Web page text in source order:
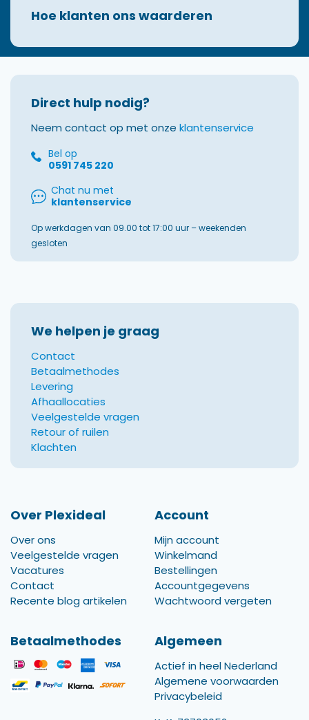
Hoe klanten ons waarderen
Direct hulp nodig?
Neem contact op met onze klantenservice
Bel op
0591 745 220
Chat nu met
klantenservice
Op werkdagen van 09.00 tot 17:00 uur – weekenden
gesloten
We helpen je graag
Contact
Betaalmethodes
Levering
Afhaallocaties
Veelgestelde vragen
Retour of ruilen
Klachten
Over Plexideal
Over ons
Veelgestelde vragen
Vacatures
Contact
Recente blog artikelen
Account
Mijn account
Winkelmand
Bestellingen
Accountgegevens
Wachtwoord vergeten
Betaalmethodes Algemeen
Actief in heel Nederland
Algemene voorwaarden
Privacybeleid